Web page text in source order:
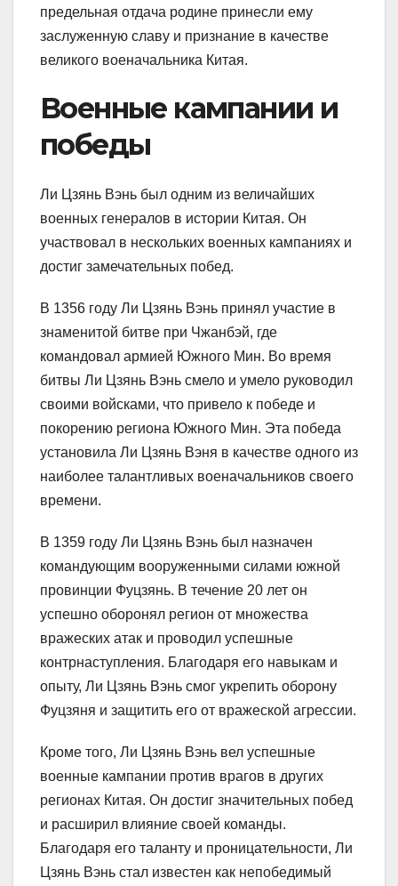
предельная отдача родине принесли ему
заслуженную славу и признание в качестве
великого военачальника Китая.
Военные кампании и
победы
Ли Цзянь Вэнь был одним из величайших
военных генералов в истории Китая. Он
участвовал в нескольких военных кампаниях и
достиг замечательных побед.
В 1356 году Ли Цзянь Вэнь принял участие в
знаменитой битве при Чжанбэй, где
командовал армией Южного Мин. Во время
битвы Ли Цзянь Вэнь смело и умело руководил
своими войсками, что привело к победе и
покорению региона Южного Мин. Эта победа
установила Ли Цзянь Вэня в качестве одного из
наиболее талантливых военачальников своего
времени.
В 1359 году Ли Цзянь Вэнь был назначен
командующим вооруженными силами южной
провинции Фуцзянь. В течение 20 лет он
успешно оборонял регион от множества
вражеских атак и проводил успешные
контрнаступления. Благодаря его навыкам и
опыту, Ли Цзянь Вэнь смог укрепить оборону
Фуцзяня и защитить его от вражеской агрессии.
Кроме того, Ли Цзянь Вэнь вел успешные
военные кампании против врагов в других
регионах Китая. Он достиг значительных побед
и расширил влияние своей команды.
Благодаря его таланту и проницательности, Ли
Цзянь Вэнь стал известен как непобедимый